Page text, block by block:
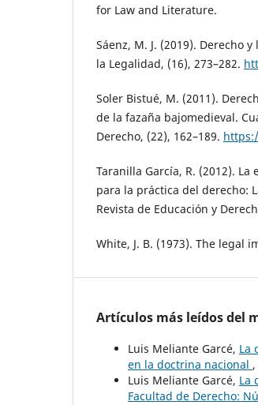
for Law and Literature.
Sáenz, M. J. (2019). Derecho
la Legalidad, (16), 273–282.
Soler Bistué, M. (2011).
de la fazaña bajomedieval.
Derecho, (22), 162–189.
Taranilla García, R. (2012).
para la práctica del derecho:
Revista de Educación y
White, J. B. (1973). The legal
Artículos más leídos del
Luis Meliante Garcé, La
en la doctrina nacional ,
Luis Meliante Garcé, La
Facultad de Derecho: